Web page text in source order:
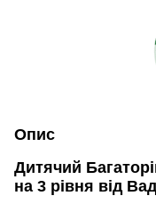
Опис
Дитячий
на 3 рівня від